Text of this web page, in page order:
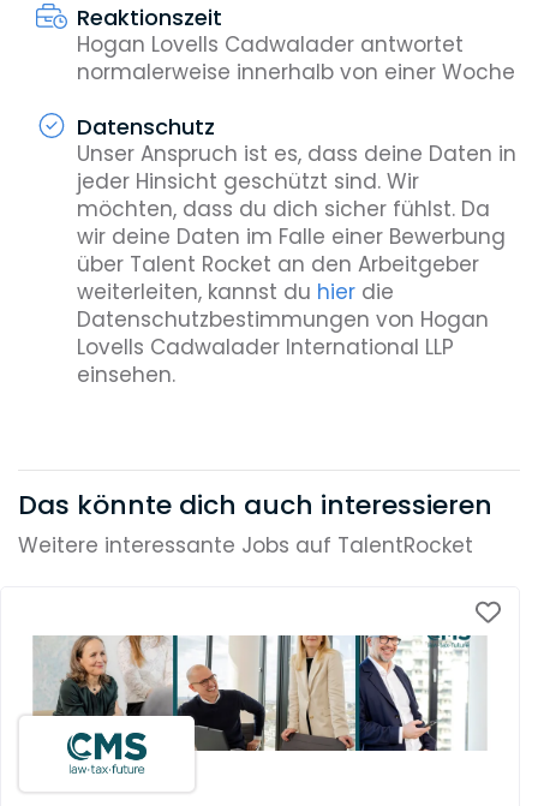
Reaktionszeit
Hogan Lovells Cadwalader antwortet
normalerweise innerhalb von einer Woche
Datenschutz
Unser Anspruch ist es, dass deine Daten in
jeder Hinsicht geschützt sind. Wir
möchten, dass du dich sicher fühlst. Da
wir deine Daten im Falle einer Bewerbung
über Talent Rocket an den Arbeitgeber
weiterleiten, kannst du hierdie
Datenschutzbestimmungen von Hogan
Lovells Cadwalader International LLP
einsehen.
Das könnte dich auch interessieren
Weitere interessante Jobs auf TalentRocket